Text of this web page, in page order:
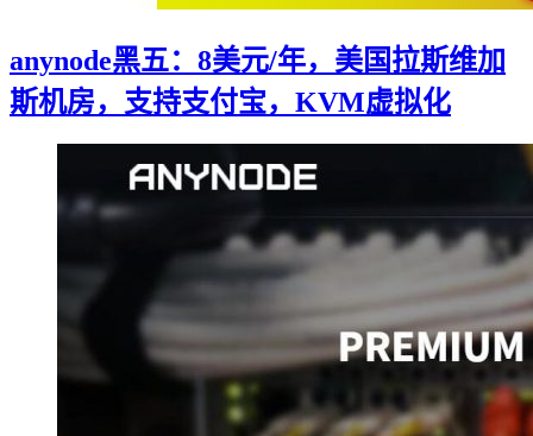
anynode黑五：8美元/年，美国拉斯维加
斯机房，支持支付宝，KVM虚拟化